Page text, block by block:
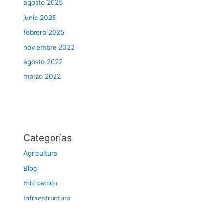
agosto 2025
junio 2025
febrero 2025
noviembre 2022
agosto 2022
marzo 2022
Categorías
Agricultura
Blog
Edificación
Infraestructura